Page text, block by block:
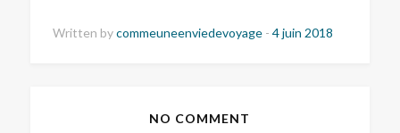
Written bycommeuneenviedevoyage - 4 juin 2018
NO COMMENT